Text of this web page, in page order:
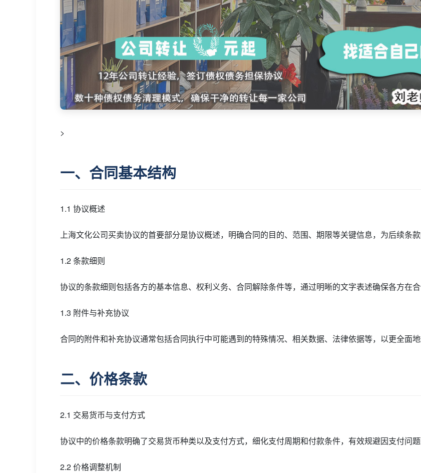
>
一、合同基本结构
1.1 协议概述
上海文化公司买卖协议的首要部分是协议概述，明确合同的目的、范围、期限等关键信息，为后续条款
1.2 条款细则
协议的条款细则包括各方的基本信息、权利义务、合同解除条件等，通过明晰的文字表述确保各方在
1.3 附件与补充协议
合同的附件和补充协议通常包括合同执行中可能遇到的特殊情况、相关数据、法律依据等，以更全面地
二、价格条款
2.1 交易货币与支付方式
协议中的价格条款明确了交易货币种类以及支付方式，细化支付周期和付款条件，有效规避因支付问题
2.2 价格调整机制